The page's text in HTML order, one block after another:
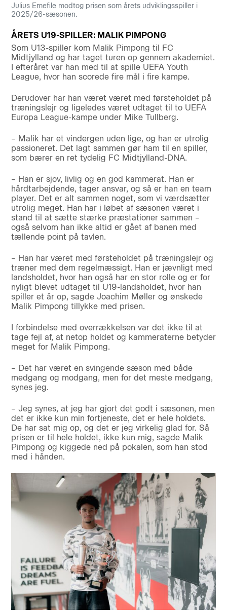
Julius Emefile modtog prisen som årets udviklingsspiller i
2025/26-sæsonen.
ÅRETS U19-SPILLER: MALIK PIMPONG
Som U13-spiller kom Malik Pimpong til FC
Midtjylland og har taget turen op gennem akademiet.
I efteråret var han med til at spille UEFA Youth
League, hvor han scorede fire mål i fire kampe.
Derudover har han været været med førsteholdet på
træningslejr og ligeledes været udtaget til to UEFA
Europa League-kampe under Mike Tullberg.
– Malik har et vindergen uden lige, og han er utrolig
passioneret. Det lagt sammen gør ham til en spiller,
som bærer en ret tydelig FC Midtjylland-DNA.
– Han er sjov, livlig og en god kammerat. Han er
hårdtarbejdende, tager ansvar, og så er han en team
player. Det er alt sammen noget, som vi værdsætter
utrolig meget. Han har i løbet af sæsonen været i
stand til at sætte stærke præstationer sammen –
også selvom han ikke altid er gået af banen med
tællende point på tavlen.
– Han har været med førsteholdet på træningslejr og
træner med dem regelmæssigt. Han er jævnligt med
landsholdet, hvor han også har en stor rolle og er for
nyligt blevet udtaget til U19-landsholdet, hvor han
spiller et år op, sagde Joachim Møller og ønskede
Malik Pimpong tillykke med prisen.
I forbindelse med overrækkelsen var det ikke til at
tage fejl af, at netop holdet og kammeraterne betyder
meget for Malik Pimpong.
– Det har været en svingende sæson med både
medgang og modgang, men for det meste medgang,
synes jeg.
– Jeg synes, at jeg har gjort det godt i sæsonen, men
det er ikke kun min fortjeneste, det er hele holdets.
De har sat mig op, og det er jeg virkelig glad for. Så
prisen er til hele holdet, ikke kun mig, sagde Malik
Pimpong og kiggede ned på pokalen, som han stod
med i hånden.